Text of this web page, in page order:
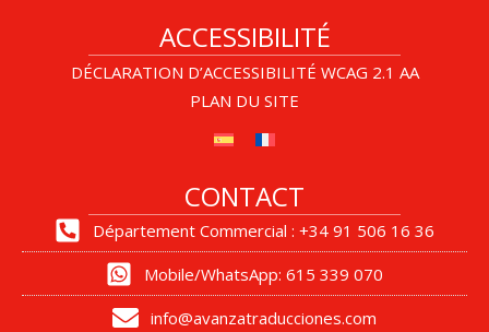
ACCESSIBILITÉ
DÉCLARATION D’ACCESSIBILITÉ WCAG 2.1 AA
PLAN DU SITE
CONTACT
Département Commercial : +34 91 506 16 36
Mobile/WhatsApp: 615 339 070
info@avanzatraducciones.com